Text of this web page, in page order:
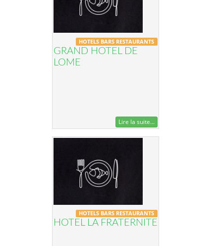
HOTELS BARS RESTAURANTS
GRAND HOTEL DE
LOME
Lire la suite...
HOTELS BARS RESTAURANTS
HOTEL LA FRATERNITE